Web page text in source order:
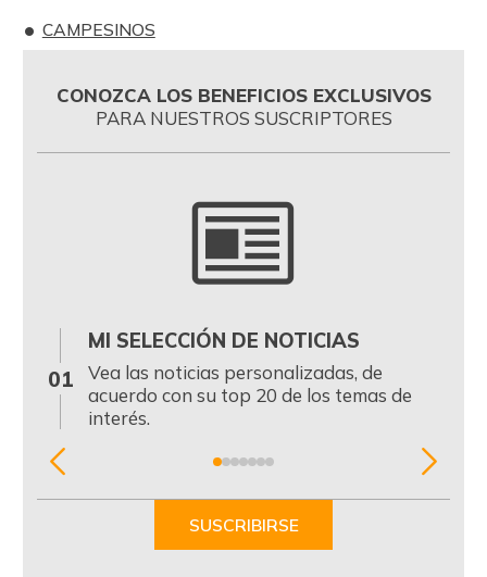
CAMPESINOS
CONOZCA LOS BENEFICIOS EXCLUSIVOS
PARA NUESTROS SUSCRIPTORES
01
MI SELECCIÓN DE NOTICIAS
Vea las noticias personalizadas, de
acuerdo con su top 20 de los temas de
interés.
Item
SUSCRIBIRSE